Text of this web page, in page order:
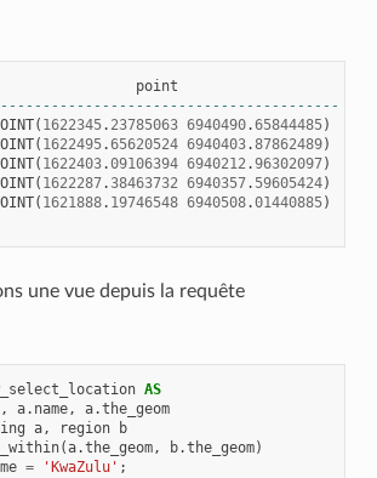
point
( 1622345. 23785063 6940490.65844485)
( 1622495.65620524 6940403.87862489)
( 1622403.09106394 6940212.96302097)
( 1622287.38463732 6940357. 59605424)
( 1621888. 19746548 6940508.01440885)
une vue depuis la requête
AS
, a. name, a.the_geom
a, region
b
(a.the_geom, b.the_geom)
= 'KwaZulu' ;